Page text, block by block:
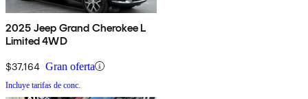
2025 Jeep Grand Cherokee L
Limited 4WD
$37,164 Gran oferta
Incluye tarifas de conc.